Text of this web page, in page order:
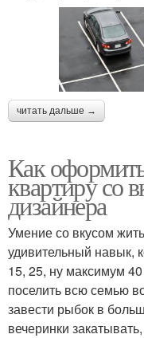
читать дальше →
Как
квартиру со
дизайнера
Умение со вкусом
удивительный навык,
15, 25, ну максимум
поселить всю семью
завести рыбок в
вечеринки